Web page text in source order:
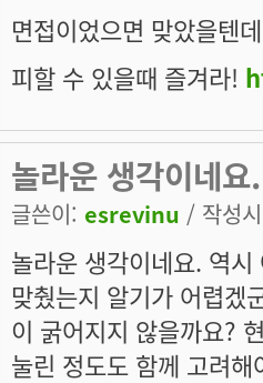
면접이었으면 맞았을텐
피할 수 있을때 즐겨라!
놀라운 생각이네
글쓴이: esrevinu / 작성
놀라운 생각이네요. 역
맞췄는지 알기가 어렵겠
이 굵어지지 않을까요?
눌린 정도도 함께 고려해